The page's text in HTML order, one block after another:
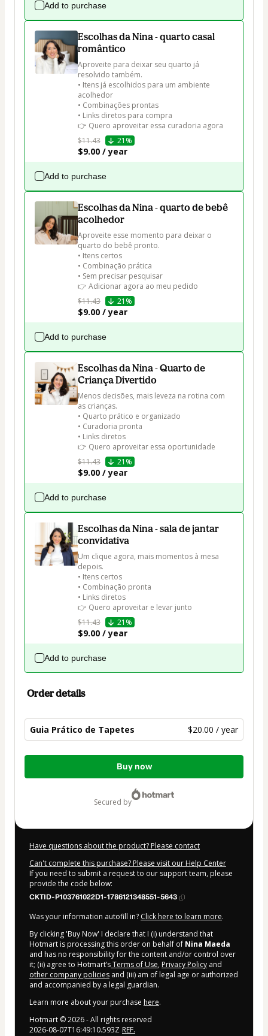
Add to purchase
Escolhas da Nina - quarto casal
romântico
Aproveite para deixar seu quarto já
resolvido também.
• Itens já escolhidos para um ambiente
acolhedor
• Combinações prontas
• Links diretos para compra
👉 Quero aproveitar essa curadoria agora
$11.43
21%
$9.00 / year
Add to purchase
Escolhas da Nina - quarto de bebê
acolhedor
Aproveite esse momento para deixar o
quarto do bebê pronto.
• Itens certos
• Combinação prática
• Sem precisar pesquisar
👉 Adicionar agora ao meu pedido
$11.43
21%
$9.00 / year
Add to purchase
Escolhas da Nina - Quarto de
Criança Divertido
Menos decisões, mais leveza na rotina com
as crianças.
• Quarto prático e organizado
• Curadoria pronta
• Links diretos
👉 Quero aproveitar essa oportunidade
$11.43
21%
$9.00 / year
Add to purchase
Escolhas da Nina - sala de jantar
convidativa
Um clique agora, mais momentos à mesa
depois.
• Itens certos
• Combinação pronta
• Links diretos
👉 Quero aproveitar e levar junto
$11.43
21%
$9.00 / year
Add to purchase
Order details
Guia Prático de Tapetes $20.00 / year
Total
Buy now
secured by
Have questions about the product? Please contact
Can't complete this purchase? Please visit our Help Center
If you need to submit a request to our support team, please
provide the code below:
CKTID-P103761022D1-1786121348551-5643
Was your information autofill in? Click here to learn more.
By clicking 'Buy Now' I declare that I (i) understand that
Hotmart is processing this order on behalf of Nina Maeda
and has no responsibility for the content and/or control over
it; (ii) agree to Hotmart’sTerms of Use, Privacy Policy and
other company policies and (iii) am of legal age or authorized
and accompanied by a legal guardian.
Learn more about your purchase here.
Hotmart ©2026- All rights reserved
2026-08-07T16:49:10.593Z REF.